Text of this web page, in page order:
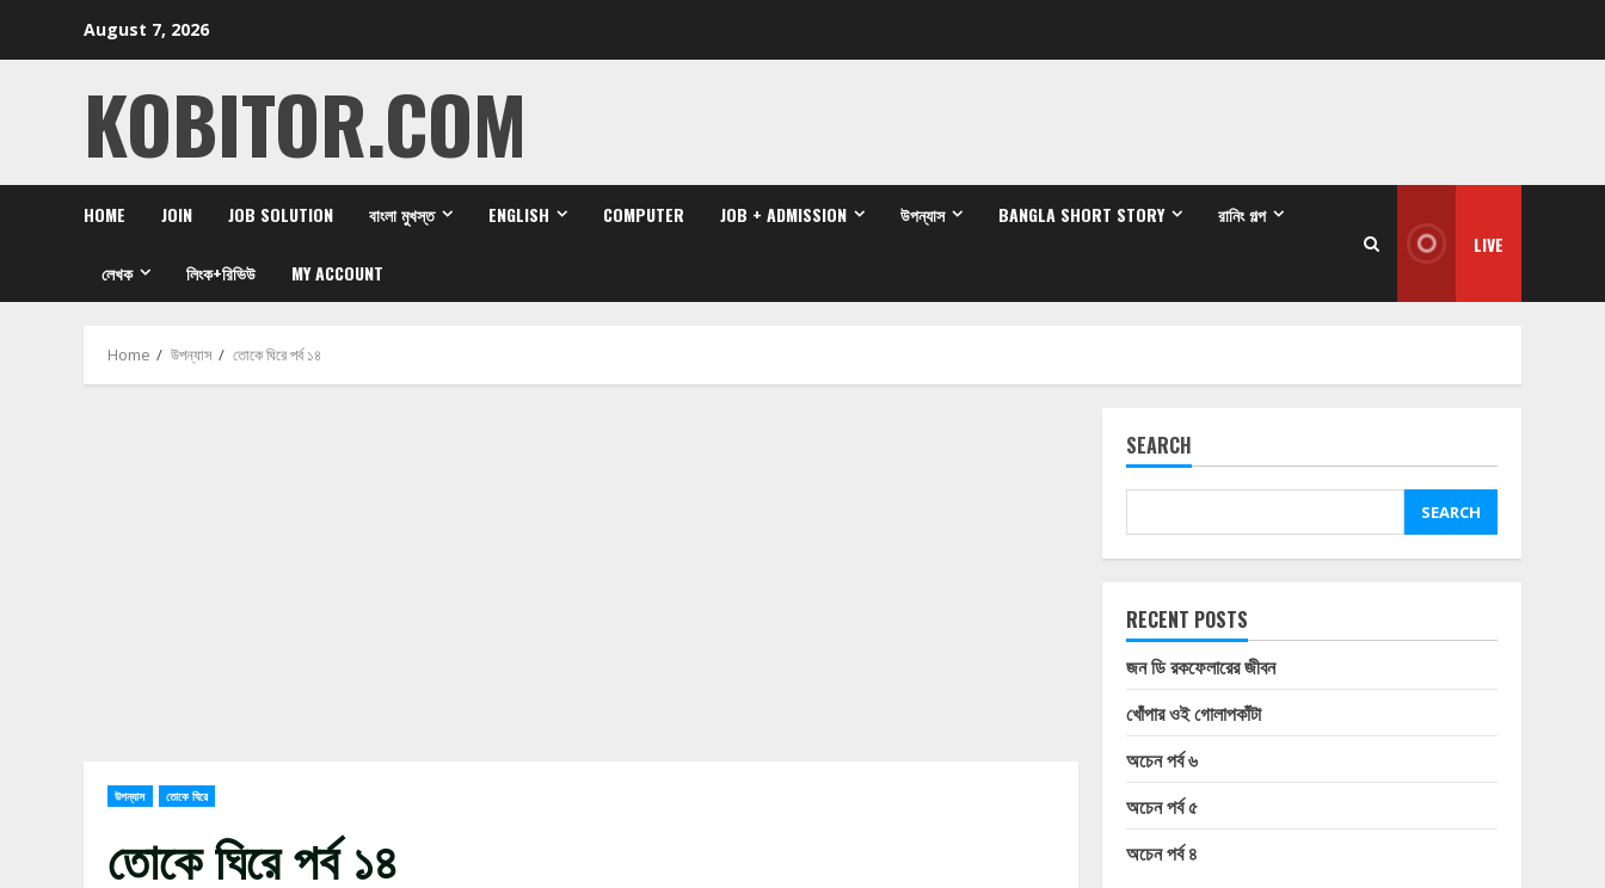
August 7, 2026
KOBITOR.COM
HOME JOIN JOB SOLUTION বাংলা মুখস্ত ENGLISH COMPUTER JOB + ADMISSION উপন্যাস BANGLA SHORT STORY রানিং গল্প
লেখক লিংক+রিভিউ MY ACCOUNT
LIVE
Home উপন্যাস তোকে ঘিরে পর্ব ১৪
উপন্যাস তোকে ঘিরে
তোকে ঘিরে পর্ব ১৪
SEARCH
SEARCH
RECENT POSTS
জন ডি রকফেলারের জীবন
খোঁপার ওই গোলাপকাঁটা
অচেন পর্ব ৬
অচেন পর্ব ৫
অচেন পর্ব ৪